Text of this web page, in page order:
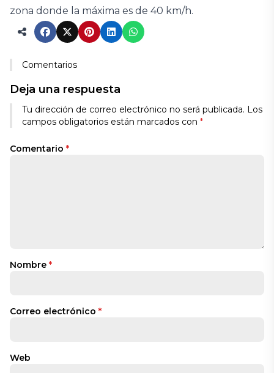
zona donde la máxima es de 40 km/h.
Comentarios
Deja una respuesta
Tu dirección de correo electrónico no será publicada. Los
campos obligatorios están marcados con *
Comentario *
Nombre *
Correo electrónico *
Web